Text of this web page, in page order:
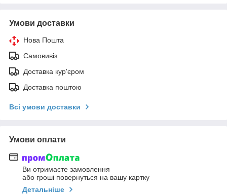
Умови доставки
Нова Пошта
Самовивіз
Доставка кур'єром
Доставка поштою
Всі умови доставки
Умови оплати
Ви отримаєте замовлення
або гроші повернуться на вашу картку
Детальніше